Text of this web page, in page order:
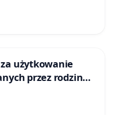
użytkowanie
przez rodzinne